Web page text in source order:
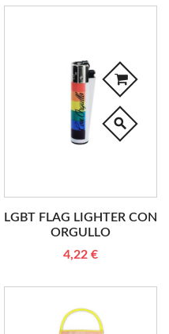
search
LGBT FLAG LIGHTER CON
ORGULLO
4,22 €